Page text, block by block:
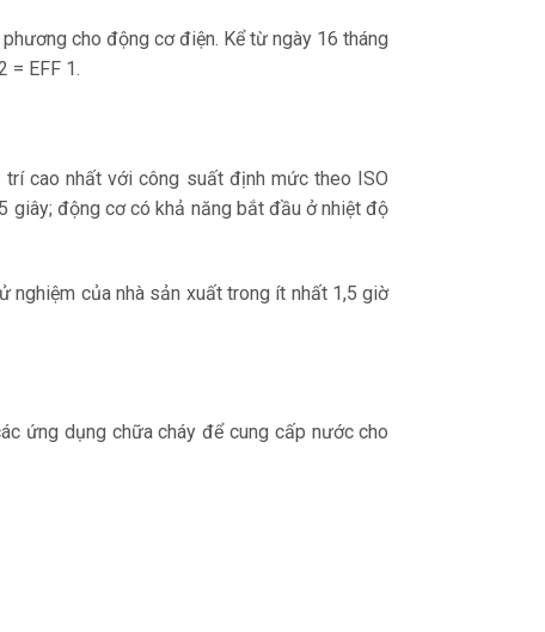
cho động cơ điện. Kể từ ngày 16 tháng
= EFF 1.
cao nhất với công suất định mức theo ISO
động cơ có khả năng bắt đầu ở nhiệt độ
của nhà sản xuất trong ít nhất 1,5 giờ
ứng dụng chữa cháy để cung cấp nước cho